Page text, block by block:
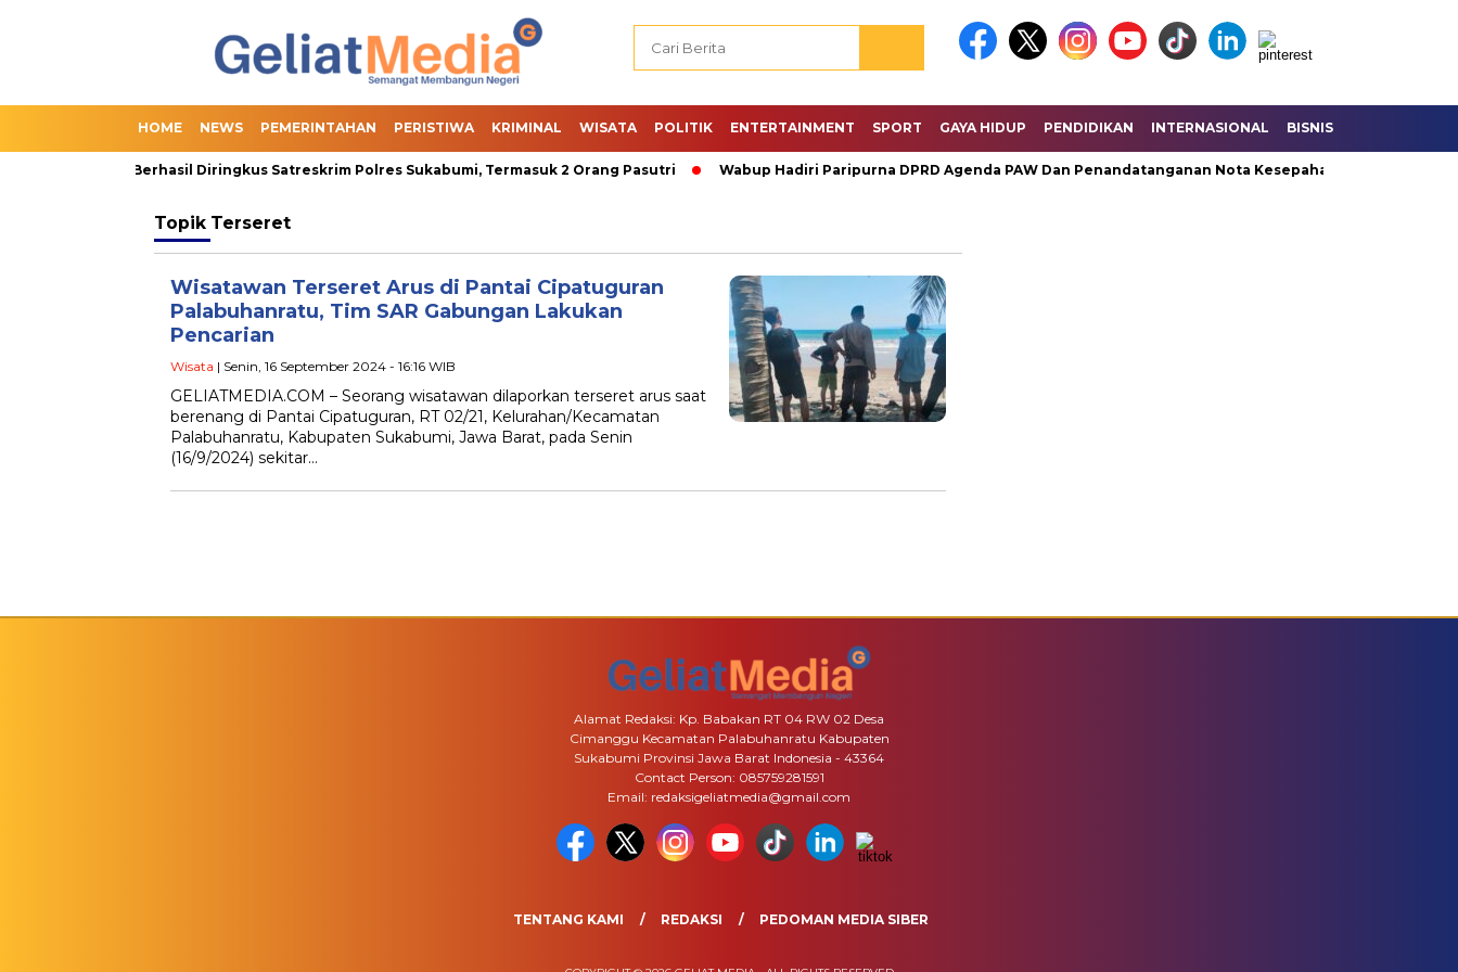
HOME NEWS PEMERINTAHAN PERISTIWA KRIMINAL WISATA POLITIK ENTERTAINMENT SPORT GAYA HIDUP PENDIDIKAN INTERNASIONAL BISNIS
Online Slot Berhasil Diringkus Satreskrim Polres Sukabumi, Termasuk 2 Orang Pasutri Wabup Hadiri Paripurna DPRD Agenda PAW Dan Penandatanganan Nota Kesepahaman KUA – PPAS
Topik Terseret
Wisatawan Terseret Arus di Pantai Cipatuguran
Palabuhanratu, Tim SAR Gabungan Lakukan
Pencarian
Wisata | Senin, 16 September 2024 - 16:16 WIB
GELIATMEDIA.COM – Seorang wisatawan dilaporkan terseret arus saat
berenang di Pantai Cipatuguran, RT 02/21, Kelurahan/Kecamatan
Palabuhanratu, Kabupaten Sukabumi, Jawa Barat, pada Senin
(16/9/2024) sekitar…
Alamat Redaksi: Kp. Babakan RT 04 RW 02 Desa
Cimanggu Kecamatan Palabuhanratu Kabupaten
Sukabumi Provinsi Jawa Barat Indonesia - 43364
Contact Person: 085759281591
Email: redaksigeliatmedia@gmail.com
TENTANG KAMI REDAKSI PEDOMAN MEDIA SIBER